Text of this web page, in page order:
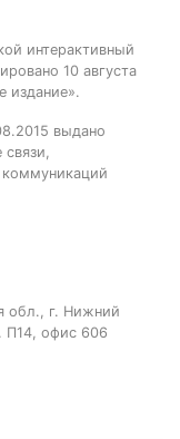
интерактивный
10 августа
издание».
выдано
обл., г. Нижний
П14, офис 606